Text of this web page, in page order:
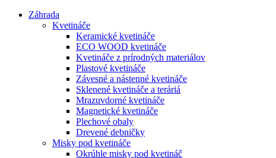
Záhrada
Kvetináče
Keramické kvetináče
ECO WOOD kvetináče
Kvetináče z prírodných materiálov
Plastové kvetináče
Závesné a nástenné kvetináče
Sklenené kvetináče a teráriá
Mrazuvdorné kvetináče
Magnetické kvetináče
Plechové obaly
Drevené debničky
Misky pod kvetináče
Okrúhle misky pod kvetináč